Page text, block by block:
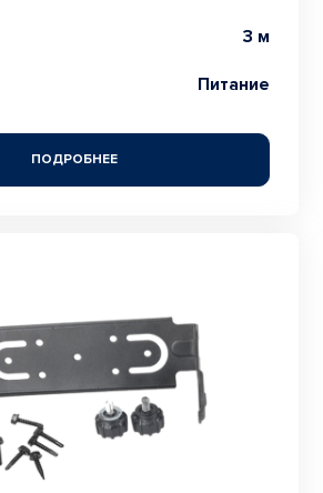
3 м
Питание
ПОДРОБНЕЕ